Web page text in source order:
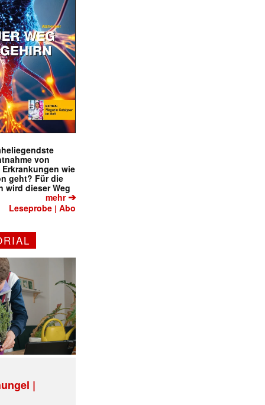
von
wie
geht? Für die
wird dieser Weg
mehr➔
Leseprobe |Abo
|